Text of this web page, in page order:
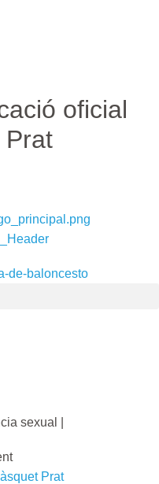
oficial
Prat
sexual |